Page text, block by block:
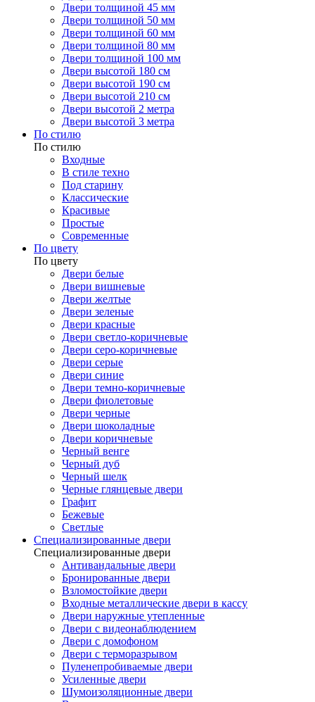
Двери толщиной 45 мм
Двери толщиной 50 мм
Двери толщиной 60 мм
Двери толщиной 80 мм
Двери толщиной 100 мм
Двери высотой 180 см
Двери высотой 190 см
Двери высотой 210 см
Двери высотой 2 метра
Двери высотой 3 метра
По стилю
По стилю
Входные
В стиле техно
Под старину
Классические
Красивые
Простые
Современные
По цвету
По цвету
Двери белые
Двери вишневые
Двери желтые
Двери зеленые
Двери красные
Двери светло-коричневые
Двери серо-коричневые
Двери серые
Двери синие
Двери темно-коричневые
Двери фиолетовые
Двери черные
Двери шоколадные
Двери коричневые
Черный венге
Черный дуб
Черный шелк
Черные глянцевые двери
Графит
Бежевые
Светлые
Специализированные двери
Специализированные двери
Антивандальные двери
Бронированные двери
Взломостойкие двери
Входные металлические двери в кассу
Двери наружные утепленные
Двери с видеонаблюдением
Двери с домофоном
Двери с терморазрывом
Пуленепробиваемые двери
Усиленные двери
Шумоизоляционные двери